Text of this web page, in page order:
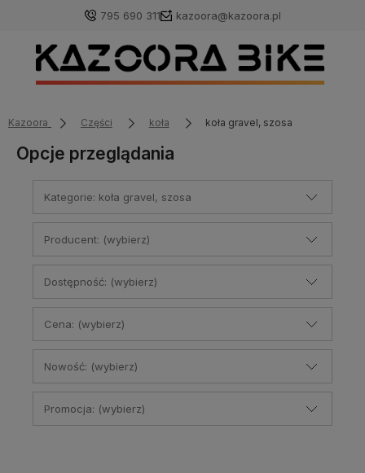
795 690 311 kazoora@kazoora.pl
Kazoora Części koła koła gravel, szosa
Opcje przeglądania
Kategorie: koła gravel, szosa
Producent: (wybierz)
Dostępność: (wybierz)
Cena: (wybierz)
Nowość: (wybierz)
Promocja: (wybierz)